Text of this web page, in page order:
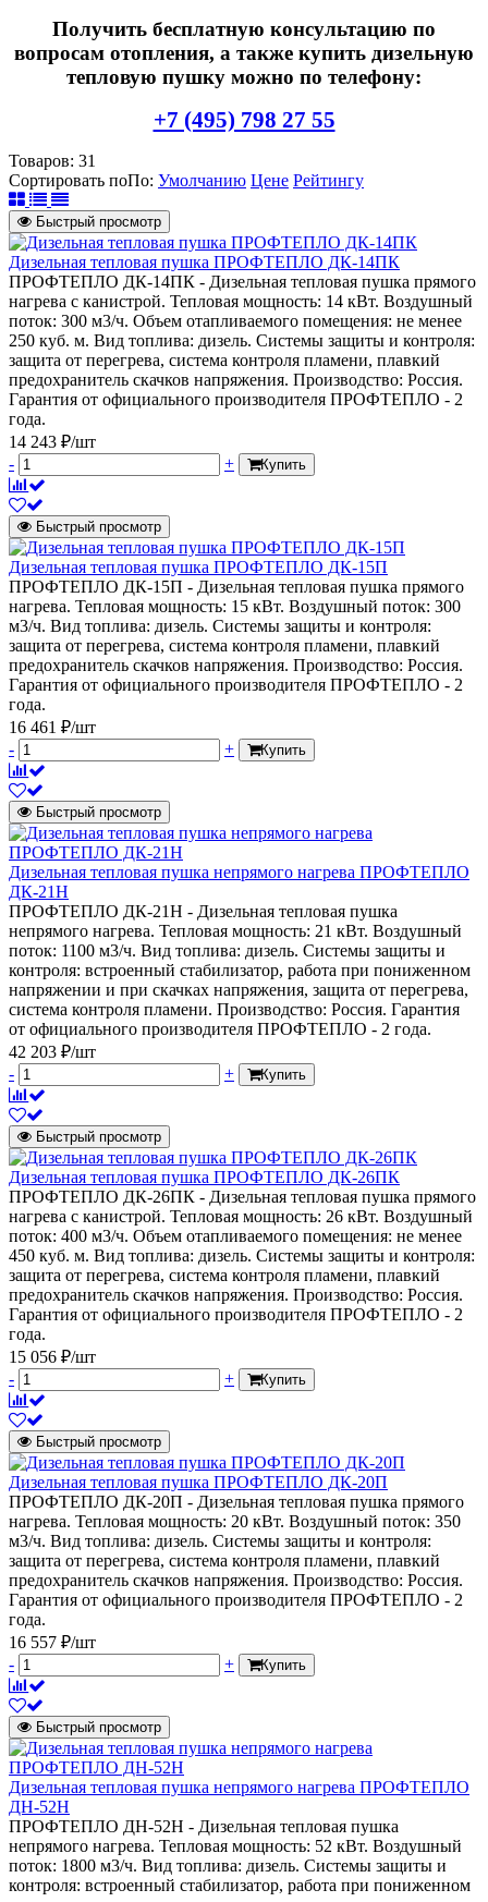
Получить бесплатную консультацию по
вопросам отопления, а также купить дизельную
тепловую пушку можно по телефону:
+7 (495) 798 27 55
Товаров: 31
Сортировать поПо: Умолчанию Цене Рейтингу
Быстрый просмотр
Дизельная тепловая пушка ПРОФТЕПЛО ДК-14ПК
ПРОФТЕПЛО ДК-14ПК - Дизельная тепловая пушка прямого
нагрева с канистрой. Тепловая мощность: 14 кВт. Воздушный
поток: 300 м3/ч. Объем отапливаемого помещения: не менее
250 куб. м. Вид топлива: дизель. Системы защиты и контроля:
защита от перегрева, система контроля пламени, плавкий
предохранитель скачков напряжения. Производство: Россия.
Гарантия от официального производителя ПРОФТЕПЛО - 2
года.
14 243 ₽/шт
-
+ Купить
Быстрый просмотр
Дизельная тепловая пушка ПРОФТЕПЛО ДК-15П
ПРОФТЕПЛО ДК-15П - Дизельная тепловая пушка прямого
нагрева. Тепловая мощность: 15 кВт. Воздушный поток: 300
м3/ч. Вид топлива: дизель. Системы защиты и контроля:
защита от перегрева, система контроля пламени, плавкий
предохранитель скачков напряжения. Производство: Россия.
Гарантия от официального производителя ПРОФТЕПЛО - 2
года.
16 461 ₽/шт
-
+ Купить
Быстрый просмотр
Дизельная тепловая пушка непрямого нагрева ПРОФТЕПЛО
ДК-21Н
ПРОФТЕПЛО ДК-21Н - Дизельная тепловая пушка
непрямого нагрева. Тепловая мощность: 21 кВт. Воздушный
поток: 1100 м3/ч. Вид топлива: дизель. Системы защиты и
контроля: встроенный стабилизатор, работа при пониженном
напряжении и при скачках напряжения, защита от перегрева,
система контроля пламени. Производство: Россия. Гарантия
от официального производителя ПРОФТЕПЛО - 2 года.
42 203 ₽/шт
-
+ Купить
Быстрый просмотр
Дизельная тепловая пушка ПРОФТЕПЛО ДК-26ПК
ПРОФТЕПЛО ДК-26ПК - Дизельная тепловая пушка прямого
нагрева с канистрой. Тепловая мощность: 26 кВт. Воздушный
поток: 400 м3/ч. Объем отапливаемого помещения: не менее
450 куб. м. Вид топлива: дизель. Системы защиты и контроля:
защита от перегрева, система контроля пламени, плавкий
предохранитель скачков напряжения. Производство: Россия.
Гарантия от официального производителя ПРОФТЕПЛО - 2
года.
15 056 ₽/шт
-
+ Купить
Быстрый просмотр
Дизельная тепловая пушка ПРОФТЕПЛО ДК-20П
ПРОФТЕПЛО ДК-20П - Дизельная тепловая пушка прямого
нагрева. Тепловая мощность: 20 кВт. Воздушный поток: 350
м3/ч. Вид топлива: дизель. Системы защиты и контроля:
защита от перегрева, система контроля пламени, плавкий
предохранитель скачков напряжения. Производство: Россия.
Гарантия от официального производителя ПРОФТЕПЛО - 2
года.
16 557 ₽/шт
-
+ Купить
Быстрый просмотр
Дизельная тепловая пушка непрямого нагрева ПРОФТЕПЛО
ДН-52Н
ПРОФТЕПЛО ДН-52Н - Дизельная тепловая пушка
непрямого нагрева. Тепловая мощность: 52 кВт. Воздушный
поток: 1800 м3/ч. Вид топлива: дизель. Системы защиты и
контроля: встроенный стабилизатор, работа при пониженном